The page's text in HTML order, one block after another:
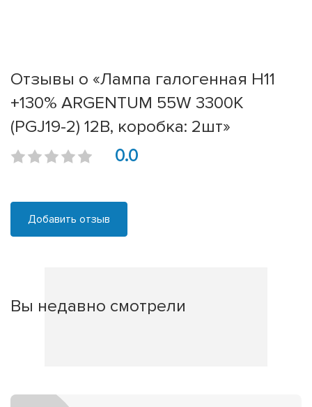
Отзывы о «Лампа галогенная H11
+130% ARGENTUM 55W 3300К
(PGJ19-2) 12В, коробка: 2шт»
0.0
Добавить отзыв
Вы недавно смотрели